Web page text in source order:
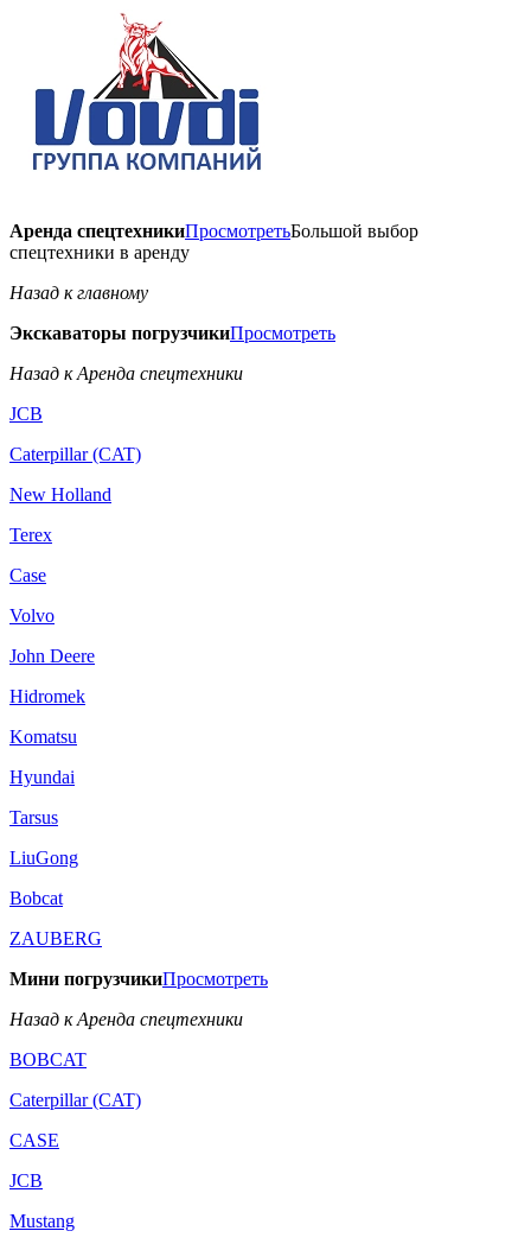
Аренда спецтехникиПросмотретьБольшой выбор
спецтехники в аренду
Назад к главному
Экскаваторы погрузчикиПросмотреть
Назад к Аренда спецтехники
JCB
Caterpillar (CAT)
New Holland
Terex
Case
Volvo
John Deere
Hidromek
Komatsu
Hyundai
Tarsus
LiuGong
Bobcat
ZAUBERG
Мини погрузчикиПросмотреть
Назад к Аренда спецтехники
BOBCAT
Caterpillar (CAT)
CASE
JCB
Mustang